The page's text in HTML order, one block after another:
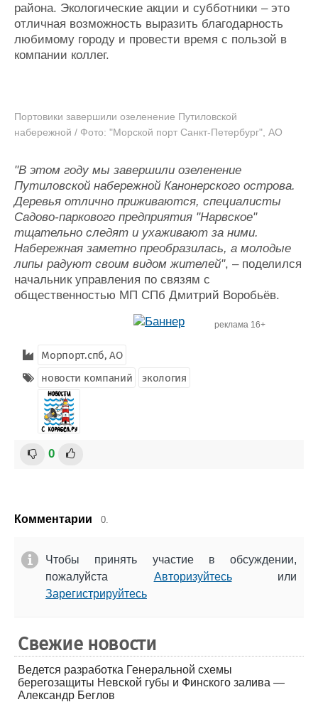
района. Экологические акции и субботники – это
отличная возможность выразить благодарность
любимому городу и провести время с пользой в
компании коллег.
Портовики завершили озеленение Путиловской
набережной / Фото: "Морской порт Санкт-Петербург", АО
"В этом году мы завершили озеленение
Путиловской набережной Канонерского острова.
Деревья отлично приживаются, специалисты
Садово-паркового предприятия "Нарвское"
тщательно следят и ухаживают за ними.
Набережная заметно преобразилась, а молодые
липы радуют своим видом жителей", – поделился
начальник управления по связям с
общественностью МП СПб Дмитрий Воробьёв.
реклама 16+
Морпорт.спб, АО
новости компаний
экология
0
Комментарии 0.
Чтобы принять участие в обсуждении,
пожалуйста Авторизуйтесьили
Зарегистрируйтесь
Свежие новости
Ведется разработка Генеральной схемы
берегозащиты Невской губы и Финского залива —
Александр Беглов